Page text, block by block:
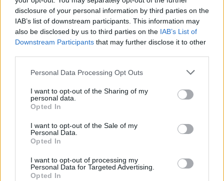
disclosure of your personal information by third parties on the
IAB’s list of downstream participants. This information may
also be disclosed by us to third parties on the IAB’s List of
Downstream Participants that may further disclose it to other
Personal Data Processing Opt Outs
I want to opt-out of the Sharing of my
personal data.
Opted In
I want to opt-out of the Sale of my
Personal Data.
Opted In
I want to opt-out of processing my
Personal Data for Targeted Advertising.
Opted In